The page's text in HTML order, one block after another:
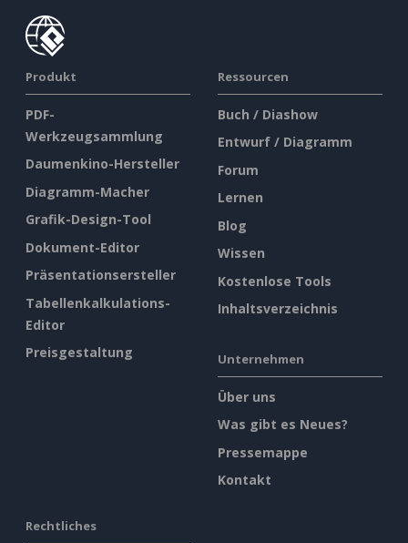
Produkt
PDF-
Werkzeugsammlung
Daumenkino-Hersteller
Diagramm-Macher
Grafik-Design-Tool
Dokument-Editor
Präsentationsersteller
Tabellenkalkulations-
Editor
Preisgestaltung
Ressourcen
Buch / Diashow
Entwurf / Diagramm
Forum
Lernen
Blog
Wissen
Kostenlose Tools
Inhaltsverzeichnis
Unternehmen
Über uns
Was gibt es Neues?
Pressemappe
Kontakt
Rechtliches